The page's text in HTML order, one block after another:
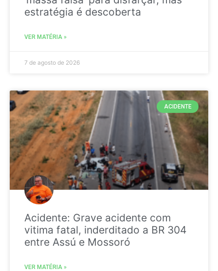
estratégia é descoberta
VER MATÉRIA »
7 de agosto de 2026
ACIDENTE
Acidente: Grave acidente com
vitima fatal, inderditado a BR 304
entre Assú e Mossoró
VER MATÉRIA »